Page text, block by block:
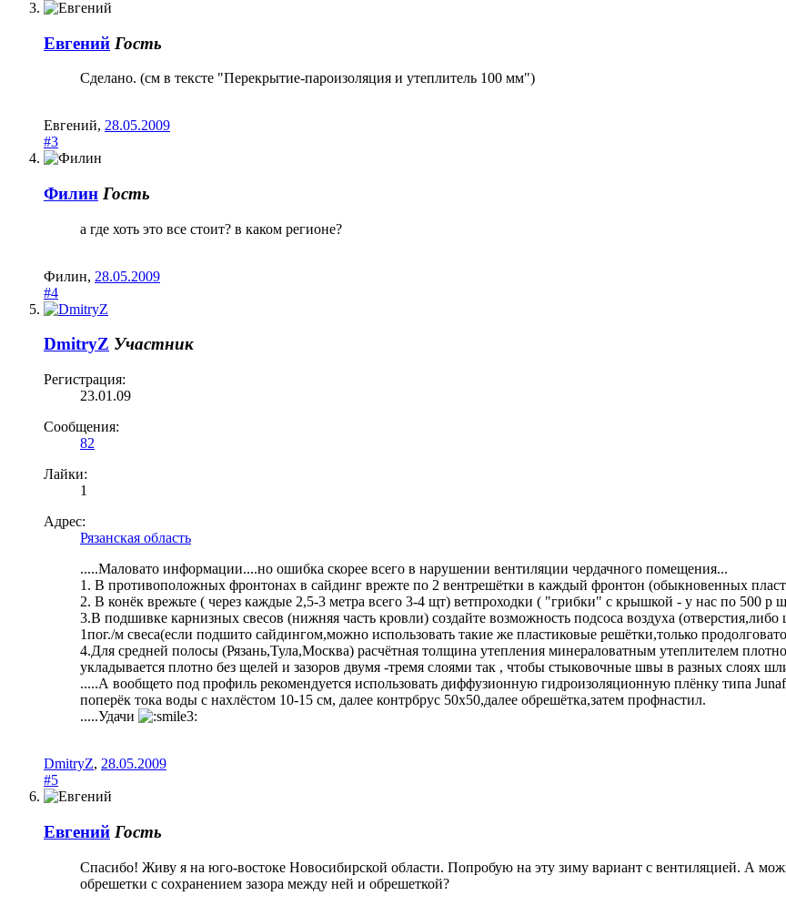
Евгений Гость
Сделано. (см в тексте "Перекрытие-пароизоляция и утеплитель 100 мм")
Евгений, 28.05.2009
#3
Филин Гость
а где хоть это все стоит? в каком регионе?
Филин, 28.05.2009
#4
DmitryZ Участник
Регистрация:
23.01.09
Сообщения:
82
Лайки:
1
Адрес:
Рязанская область
.....Маловато информации....но ошибка скорее всего в нарушении вентиляции чердачного помещения...
1. В противоположных фронтонах в сайдинг врежте по 2 вентрешётки в каждый фронтон (обыкновенных
2. В конёк врежьте ( через каждые 2,5-3 метра всего 3-4 щт) ветпроходки ( "грибки" с крышкой - у нас по 500 р
3.В подшивке карнизных свесов (нижняя часть кровли) создайте возможность подсоса воздуха
1пог./м свеса(если подшито сайдингом,можно использовать такие же пластиковые решётки,только
4.Для средней полосы (Рязань,Тула,Москва) расчётная толщина утепления минераловатным утеплителем
укладывается плотно без щелей и зазоров двумя -тремя слоями так , чтобы стыковочные швы в разных слоях
.....А вообщето под профиль рекомендуется использовать диффузионную гидроизоляционную плёнку типа
поперёк тока воды с нахлёстом 10-15 см, далее контрбрус 50х50,далее обрешётка,затем профнастил.
.....Удачи
DmitryZ, 28.05.2009
#5
Евгений Гость
Спасибо! Живу я на юго-востоке Новосибирской области. Попробую на эту зиму вариант с вентиляцией. А
обрешетки с сохранением зазора между ней и обрешеткой?